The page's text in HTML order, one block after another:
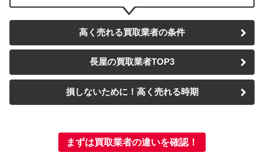
高く売れる買取業者の条件
長屋の買取業者TOP3
損しないために！高く売れる時期
まずは買取業者の違いを確認！